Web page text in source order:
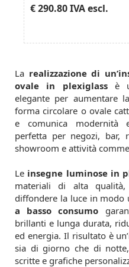
€ 290.80IVA escl.
La realizzazione di
ovale in plexiglassè
elegante per aumentare
forma circolare o ovale
e comunica modernità
perfetta per negozi, bar,
showroom e attività
Le insegne luminose in
materiali di alta
diffondere la luce in modo
a basso consumo
brillanti e lunga durata,
ed energia. Il risultato è
sia di giorno che di
scritte e grafiche